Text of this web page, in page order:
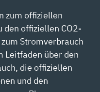
zum offiziellen
den offiziellen CO2-
Stromverbrauch
Leitfaden über den
die offiziellen
und den